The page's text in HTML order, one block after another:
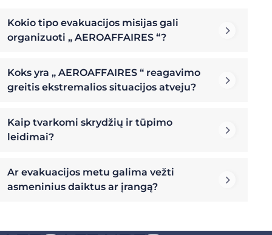
Kokio tipo evakuacijos misijas gali
organizuoti „ AEROAFFAIRES “?
Koks yra „ AEROAFFAIRES “ reagavimo
greitis ekstremalios situacijos atveju?
Kaip tvarkomi skrydžių ir tūpimo
leidimai?
Ar evakuacijos metu galima vežti
asmeninius daiktus ar įrangą?